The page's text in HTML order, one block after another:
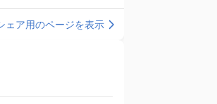
ェア用のページを表示